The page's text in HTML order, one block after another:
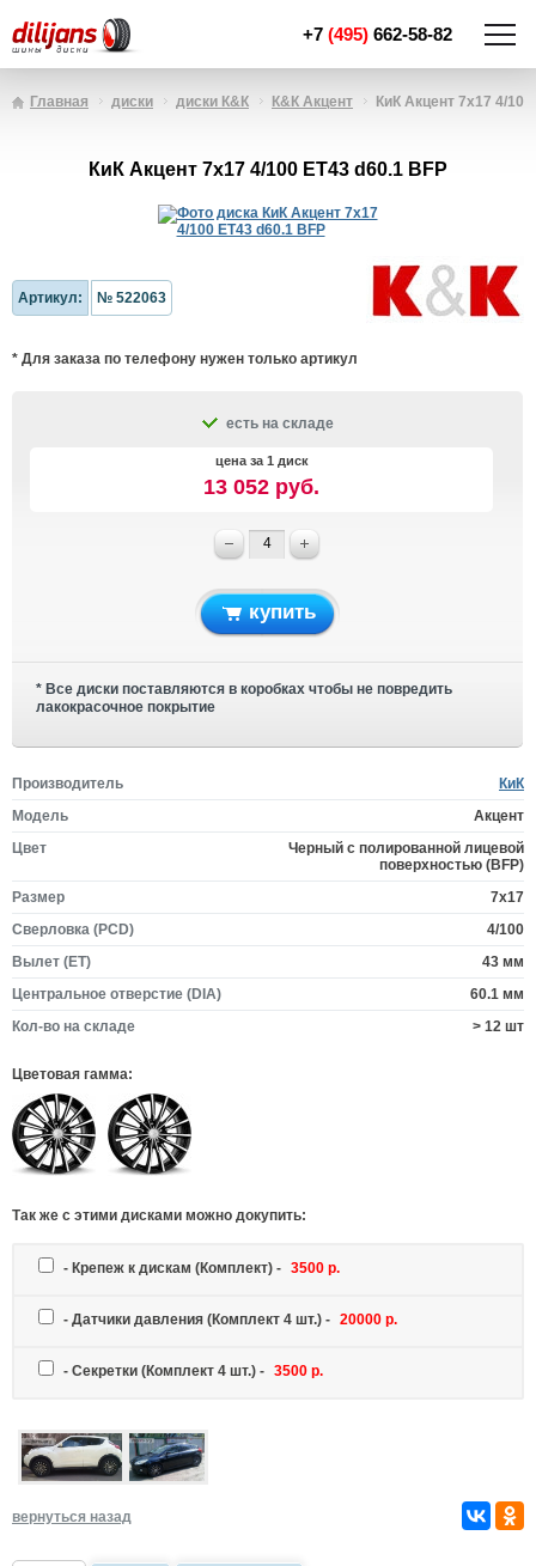
+7 (495) 662-58-82
Главная диски диски К&К К&К Акцент КиК Акцент 7x17 4/100
КиК Акцент 7x17 4/100 ET43 d60.1 BFP
Артикул: № 522063
* Для заказа по телефону нужен только артикул
есть на складе
цена за 1 диск
13 052 руб.
купить
* Все диски поставляются в коробках чтобы не повредить
лакокрасочное покрытие
Производитель
КиК
Модель
Акцент
Цвет
Черный с полированной лицевой
поверхностью (BFP)
Размер
7x17
Сверловка (PCD)
4/100
Вылет (ET)
43 мм
Центральное отверстие (DIA)
60.1 мм
Кол-во на складе
> 12 шт
Цветовая гамма:
Так же c этими дисками можно докупить:
- Крепеж к дискам (Комплект) - 3500 р.
- Датчики давления (Комплект 4 шт.) - 20000 р.
- Секретки (Комплект 4 шт.) - 3500 р.
вернуться назад